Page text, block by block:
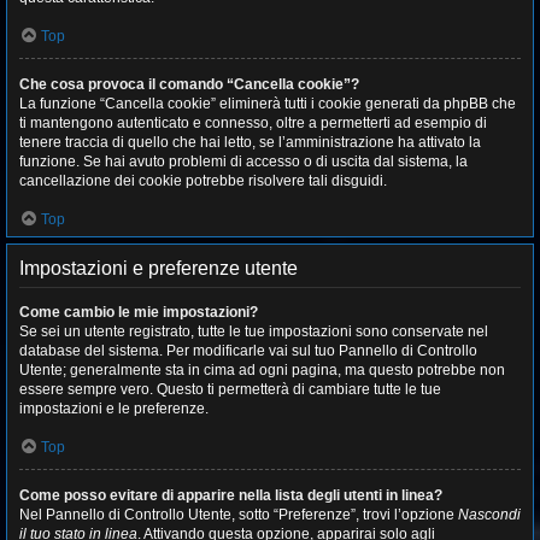
Top
Che cosa provoca il comando “Cancella cookie”?
La funzione “Cancella cookie” eliminerà tutti i cookie generati da phpBB che
ti mantengono autenticato e connesso, oltre a permetterti ad esempio di
tenere traccia di quello che hai letto, se l’amministrazione ha attivato la
funzione. Se hai avuto problemi di accesso o di uscita dal sistema, la
cancellazione dei cookie potrebbe risolvere tali disguidi.
Top
Impostazioni e preferenze utente
Come cambio le mie impostazioni?
Se sei un utente registrato, tutte le tue impostazioni sono conservate nel
database del sistema. Per modificarle vai sul tuo Pannello di Controllo
Utente; generalmente sta in cima ad ogni pagina, ma questo potrebbe non
essere sempre vero. Questo ti permetterà di cambiare tutte le tue
impostazioni e le preferenze.
Top
Come posso evitare di apparire nella lista degli utenti in linea?
Nel Pannello di Controllo Utente, sotto “Preferenze”, trovi l’opzione Nascondi
il tuo stato in linea. Attivando questa opzione, apparirai solo agli